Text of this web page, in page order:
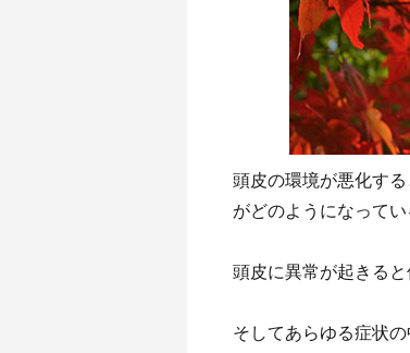
頭皮の環境が悪化す
がどのようになって
頭皮に異常が起きる
そしてあらゆる症状